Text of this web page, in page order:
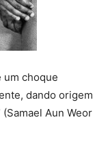
um choque
dando origem
Aun Weor